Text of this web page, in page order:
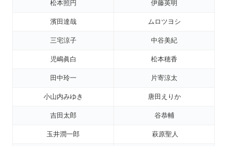
松本照円 伊藤英明
濱田達哉 ムロツヨシ
三宅涼子 中谷美紀
児嶋眞白 松本穂香
田中玲一 片寄涼太
小山内みゆき 唐田えりか
吉田太郎 谷恭輔
玉井潤一郎 萩原聖人